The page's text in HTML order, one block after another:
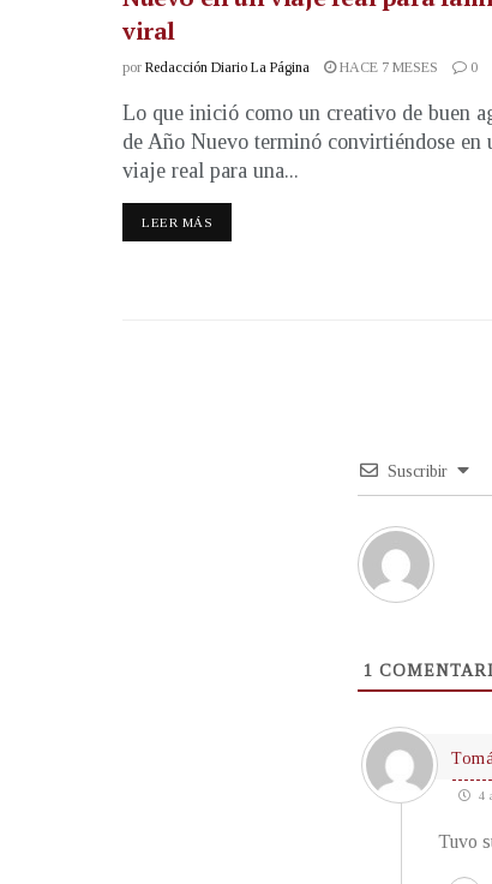
viral
por Redacción Diario La Página HACE 7 MESES 0
Lo que inició como un creativo de buen
de Año Nuevo terminó convirtiéndose en
viaje real para una...
LEER MÁS
Suscribir
1
4
Tuvo